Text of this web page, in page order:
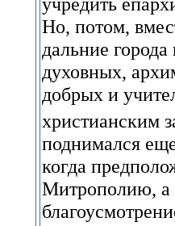
Но, потом,
дальние
духовных,
добрых и
христианским
поднимался
когда
Митрополию, а